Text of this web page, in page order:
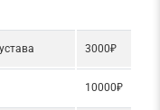
3000₽
10000₽